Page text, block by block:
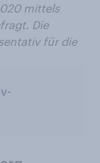
mittels
Die
für die